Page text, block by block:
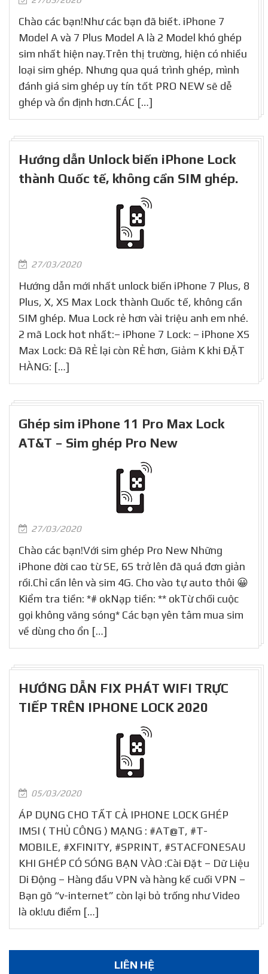
Chào các bạn!Như các bạn đã biết. iPhone 7
Model A và 7 Plus Model A là 2 Model khó ghép
sim nhất hiện nay.Trên thị trường, hiện có nhiều
loại sim ghép. Nhưng qua quá trình ghép, mình
đánh giá sim ghép uy tín tốt PRO NEW sẽ dễ
ghép và ổn định hơn.CÁC […]
Hướng dẫn Unlock biến iPhone Lock
thành Quốc tế, không cần SIM ghép.
27/03/2020
Hướng dẫn mới nhất unlock biến iPhone 7 Plus, 8
Plus, X, XS Max Lock thành Quốc tế, không cần
SIM ghép. Mua Lock rẻ hơn vài triệu anh em nhé.
2 mã Lock hot nhất:– iPhone 7 Lock: – iPhone XS
Max Lock: Đã RẺ lại còn RẺ hơn, Giảm K khi ĐẶT
HÀNG: […]
Ghép sim iPhone 11 Pro Max Lock
AT&T – Sim ghép Pro New
27/03/2020
Chào các bạn!Với sim ghép Pro New Những
iPhone đời cao từ SE, 6S trở lên đã quá đơn giản
rồi.Chỉ cần lên và sim 4G. Cho vào tự auto thôi 😀
Kiểm tra tiền: *# okNạp tiền: ** okTừ chối cuộc
gọi không văng sóng* Các bạn yên tâm mua sim
về dùng cho ổn […]
HƯỚNG DẪN FIX PHÁT WIFI TRỰC
TIẾP TRÊN IPHONE LOCK 2020
05/03/2020
ÁP DỤNG CHO TẤT CẢ IPHONE LOCK GHÉP
IMSI ( THỦ CÔNG ) MẠNG : #AT@T, #T-
MOBILE, #XFINITY, #SPRINT, #STACFONESAU
KHI GHÉP CÓ SÓNG BẠN VÀO :Cài Đặt – Dữ Liệu
Di Động – Hàng đầu VPN và hàng kế cuối VPN –
Bạn gõ “v-internet” còn lại bỏ trống như Video
là ok!ưu điểm […]
LIÊN HỆ